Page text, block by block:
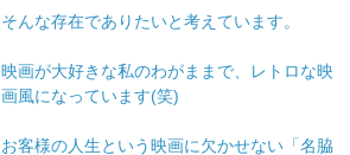
そんな存在でありたいと考えています。
映画が大好きな私のわがままで、レトロな映
画風になっています(笑)
お客様の人生という映画に欠かせない「名脇